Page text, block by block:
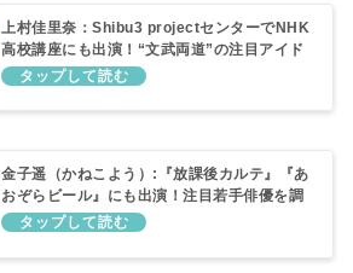
上村佳里奈：Shibu3 projectセンターでNHK
高校講座にも出演！“文武両道”の注目アイド
ル女優を調査
金子遥（かねこよう）:『放課後カルテ』『あ
おぞらビール』にも出演！注目若手俳優を調
査!!